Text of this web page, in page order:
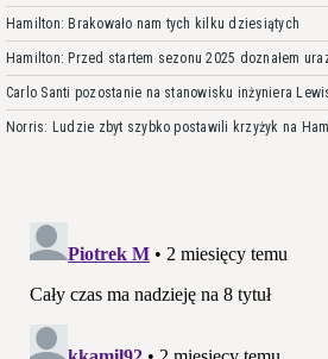
Hamilton: Brakowało nam tych kilku dziesiątych
Hamilton: Przed startem sezonu 2025 doznałem
Carlo Santi pozostanie na stanowisku inżyniera
Norris: Ludzie zbyt szybko postawili krzyżyk na